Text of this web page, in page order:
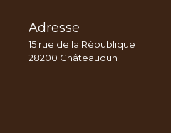
Adresse
15 rue de la République
28200 Châteaudun